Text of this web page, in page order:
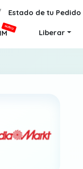
Estado de tu Pedido
NUEVO
Liberar